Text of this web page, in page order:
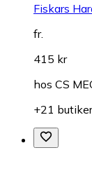
Fiskars
fr.
415 kr
hos CS
+21 butiker